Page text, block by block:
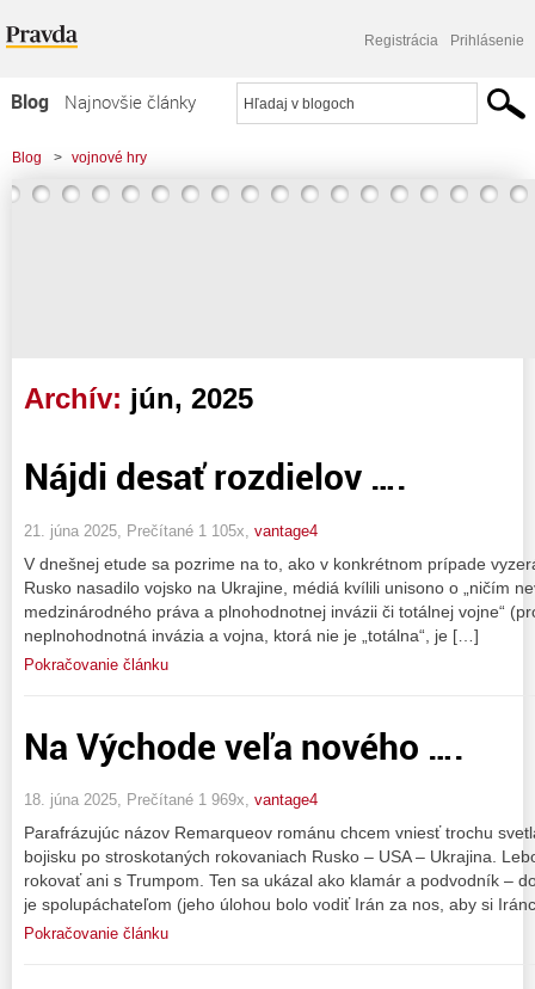
Registrácia Prihlásenie
Blog
Najnovšie články
Najčítanejšie články
Najkomentovanejšie články
Blog > vojnové hry
Archív: jún, 2025
Nájdi desať rozdielov ….
21. júna 2025, Prečítané 1 105x, vantage4
V dnešnej etude sa pozrime na to, ako v konkrétnom prípade
Rusko nasadilo vojsko na Ukrajine, médiá kvílili unisono o „ničím
medzinárodného práva a plnohodnotnej invázii či totálnej vojne“
neplnohodnotná invázia a vojna, ktorá nie je „totálna“, je […]
Pokračovanie článku
Na Východe veľa nového ….
18. júna 2025, Prečítané 1 969x, vantage4
Parafrázujúc názov Remarqueov románu chcem vniesť trochu
bojisku po stroskotaných rokovaniach Rusko – USA – Ukrajina.
rokovať ani s Trumpom. Ten sa ukázal ako klamár a podvodník –
je spolupáchateľom (jeho úlohou bolo vodiť Irán za nos, aby si
Pokračovanie článku